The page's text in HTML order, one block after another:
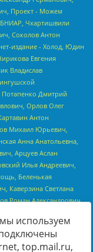
используем
top.mail.ru,